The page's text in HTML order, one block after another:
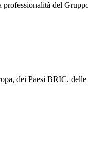
professionalità del
dei Paesi BRIC,